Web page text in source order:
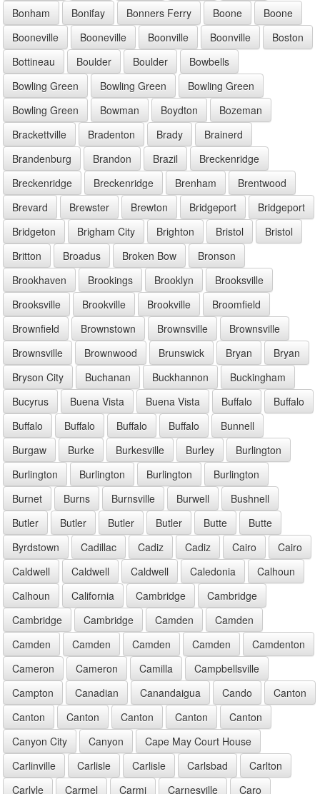
Bonham
Bonifay Bonners Ferry Boone
Boone
Booneville
Booneville Boonville Boonville
Boston
Bottineau
Boulder Boulder
Bowbells
Bowling Green
Bowling Green
Bowling Green
Bowling Green
Bowman Boydton
Bozeman
Brackettville
Bradenton Brady
Brainerd
Brandenburg
Brandon Brazil
Breckenridge
Breckenridge
Breckenridge Brenham
Brentwood
Brevard
Brewster Brewton Bridgeport
Bridgeport
Bridgeton
Brigham City Brighton Bristol
Bristol
Britton
Broadus Broken Bow
Bronson
Brookhaven
Brookings Brooklyn
Brooksville
Brooksville
Brookville Brookville
Broomfield
Brownfield
Brownstown Brownsville
Brownsville
Brownsville
Brownwood Brunswick Bryan
Bryan
Bryson City
Buchanan Buckhannon
Buckingham
Bucyrus
Buena Vista Buena Vista Buffalo
Buffalo
Buffalo
Buffalo Buffalo Buffalo
Bunnell
Burgaw
Burke Burkesville Burley
Burlington
Burlington
Burlington Burlington
Burlington
Burnet
Burns Burnsville Burwell
Bushnell
Butler
Butler Butler Butler Butte
Butte
Byrdstown
Cadillac Cadiz Cadiz Cairo
Cairo
Caldwell
Caldwell Caldwell Caledonia
Calhoun
Calhoun
California Cambridge
Cambridge
Cambridge
Cambridge Camden
Camden
Camden
Camden Camden Camden
Camdenton
Cameron
Cameron Camilla
Campbellsville
Campton
Canadian Canandaigua Cando
Canton
Canton
Canton Canton Canton
Canton
Canyon City
Canyon
Cape May Court House
Carlinville
Carlisle Carlisle Carlsbad
Carlton
Carlyle
Carmel Carmi Carnesville Caro